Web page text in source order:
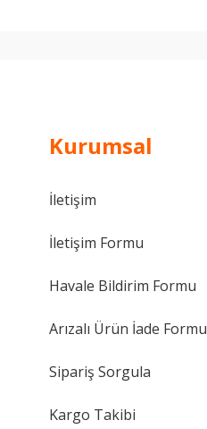
Kurumsal
İletişim
İletişim Formu
Havale Bildirim Formu
Arızalı Ürün İade Formu
Sipariş Sorgula
Kargo Takibi